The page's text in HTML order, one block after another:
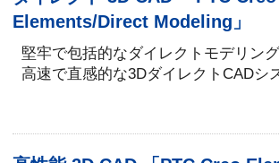
Elements/Direct Modeling」
堅牢で包括的なダイレクトモデリン
高速で直感的な3DダイレクトCADシ